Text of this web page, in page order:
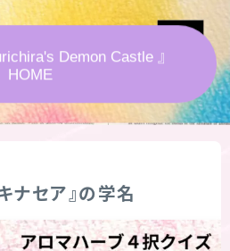
ブ４択クイズ (kindle出
Demon Castle 』
HOME
ナセア』の学名